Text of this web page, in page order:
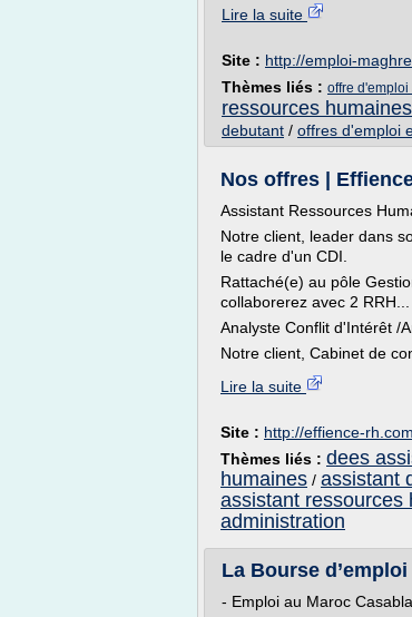
Lire la suite
Site : http://emploi-
Thèmes liés : offre
ressources
debutant / offres d'emploi
Nos offres |
Assistant Ressources
Notre client, leader dans
le cadre d'un CDI.
Rattaché(e) au pôle
collaborerez avec 2 RRH...
Analyste Conflit d'Intérêt /
Notre client, Cabinet de
Lire la suite
Site : http://effience-rh.com
Thèmes liés : dees
humaines / assistant
assistant ressources
administration
La Bourse
- Emploi au Maroc